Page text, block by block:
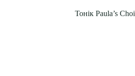
Тонік Paula’s